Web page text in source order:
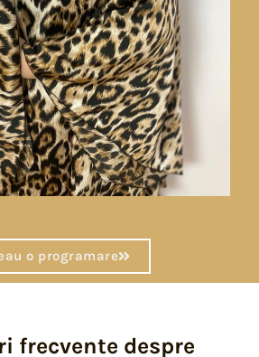
o programare
frecvente despre